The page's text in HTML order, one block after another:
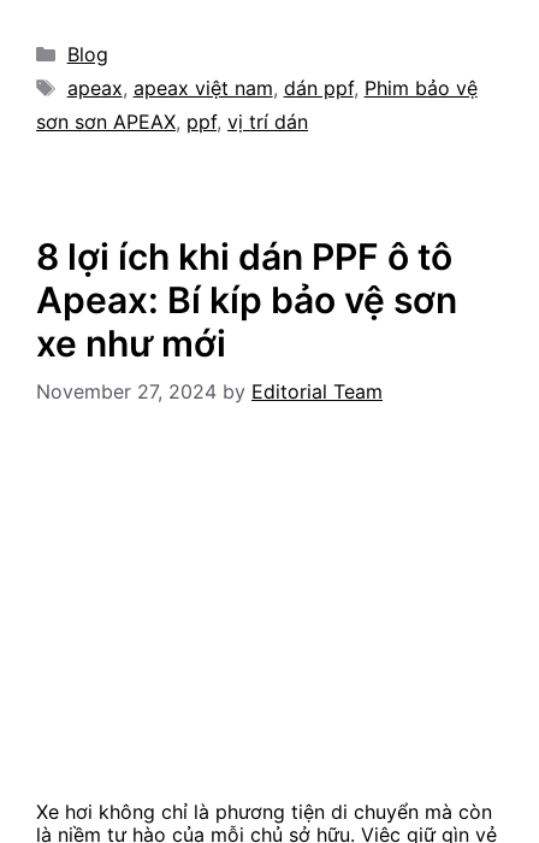
Categories
Blog
Tags
apeax, apeax việt nam, dán ppf, Phim bảo vệ
sơn sơn APEAX, ppf, vị trí dán
8 lợi ích khi dán PPF ô tô
Apeax: Bí kíp bảo vệ sơn
xe như mới
November 27, 2024 by Editorial Team
Xe hơi không chỉ là phương tiện di chuyển mà còn
là niềm tự hào của mỗi chủ sở hữu. Việc giữ gìn vẻ